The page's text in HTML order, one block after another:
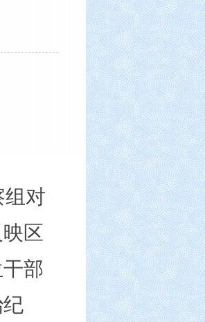
组对
区
部